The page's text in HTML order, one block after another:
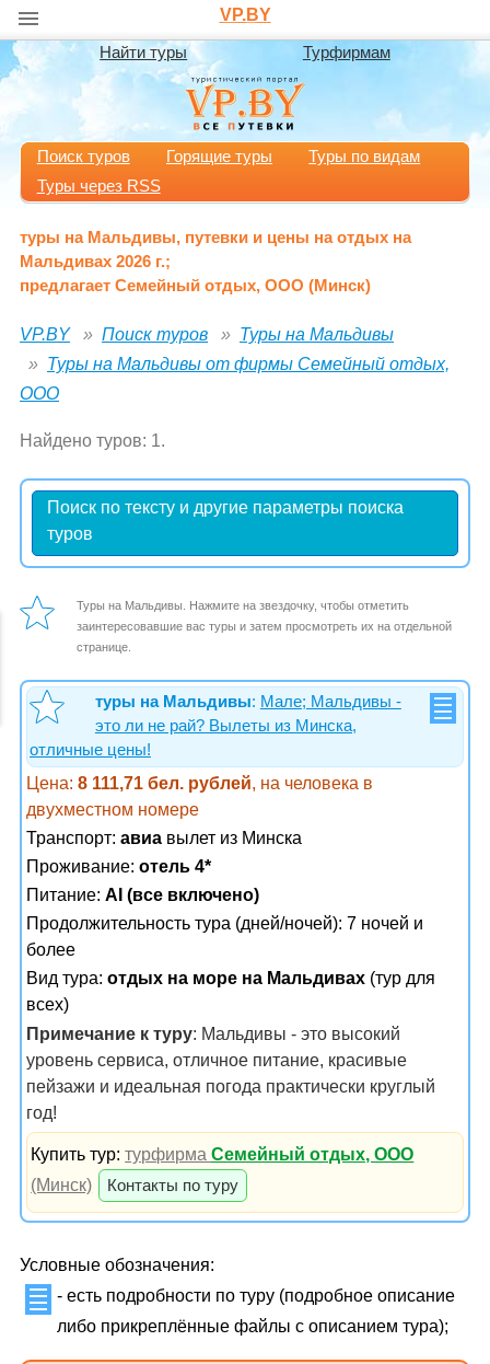
VP.BY
Найти туры Турфирмам
Поиск туров Горящие туры
Туры по видам
Туры через RSS
туры на Мальдивы, путевки и цены на отдых на
Мальдивах 2026 г.;
предлагает Семейный отдых, ООО (Минск)
VP.BY Поиск туров
Туры на Мальдивы
Туры на Мальдивы от фирмы Семейный отдых,
ООО
Найдено туров: 1.
Поиск по тексту и другие параметры поиска
туров
Туры на Мальдивы. Нажмите на звездочку, чтобы отметить
заинтересовавшие вас туры и затем просмотреть их на отдельной
странице.
туры на Мальдивы: Мале; Мальдивы -
это ли не рай? Вылеты из Минска,
отличные цены!
Цена: 8 111,71 бел. рублей, на человека в
двухместном номере
Транспорт: авиа вылет из Минска
Проживание: отель 4*
Питание: AI (все включено)
Продолжительность тура (дней/ночей): 7 ночей и
более
Вид тура: отдых на море на Мальдивах (тур для
всех)
Примечание к туру: Мальдивы - это высокий
уровень сервиса, отличное питание, красивые
пейзажи и идеальная погода практически круглый
год!
Купить тур:турфирмаСемейный отдых, ООО
(Минск)
Контакты по туру
Условные обозначения:
- есть подробности по туру (подробное описание
либо прикреплённые файлы с описанием тура);